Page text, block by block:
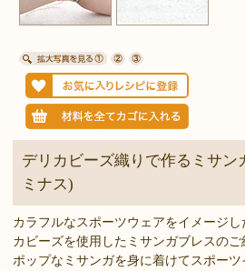
デリカビーズ織りで作るミサン
ミナス)
カラフルなスポーツウェアをイメージ
カビーズを使用したミサンガブレスの
ポップなミサンガを身に着けてスポー